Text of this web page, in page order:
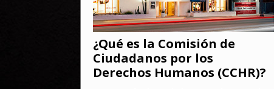
¿Qué es la Comisión de
Ciudadanos por los
Derechos Humanos (CCHR)?